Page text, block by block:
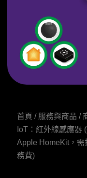
首頁 / 服務與商品 /
IoT：紅外線感應器
Apple HomeKit，需
務費)